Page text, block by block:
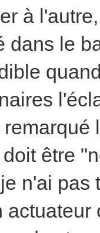
à
dans le
être
n'ai